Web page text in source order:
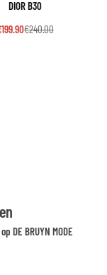
DIOR B30
€240.00
199.90
DE BRUYN MODE